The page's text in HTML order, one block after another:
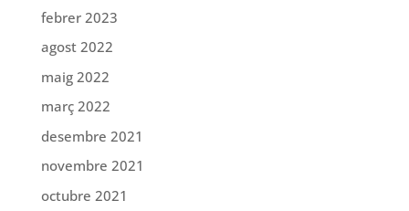
febrer 2023
agost 2022
maig 2022
març 2022
desembre 2021
novembre 2021
octubre 2021